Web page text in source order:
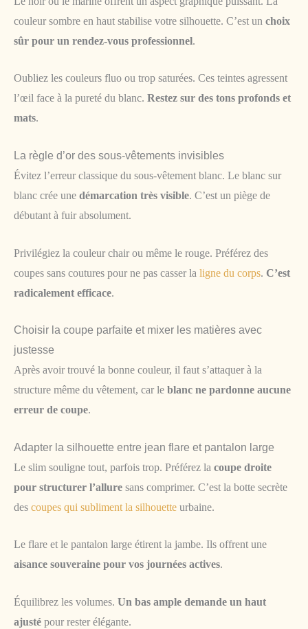
couleur sombre en haut stabilise votre silhouette. C’est un choix
sûr pour un rendez-vous professionnel.
Oubliez les couleurs fluo ou trop saturées. Ces teintes agressent
l’œil face à la pureté du blanc. Restez sur des tons profonds et
mats.
La règle d’or des sous-vêtements invisibles
Évitez l’erreur classique du sous-vêtement blanc. Le blanc sur
blanc crée une démarcation très visible. C’est un piège de
débutant à fuir absolument.
Privilégiez la couleur chair ou même le rouge. Préférez des
coupes sans coutures pour ne pas casser la ligne du corps. C’est
radicalement efficace.
Choisir la coupe parfaite et mixer les matières avec
justesse
Après avoir trouvé la bonne couleur, il faut s’attaquer à la
structure même du vêtement, car le blanc ne pardonne aucune
erreur de coupe.
Adapter la silhouette entre jean flare et pantalon large
Le slim souligne tout, parfois trop. Préférez la coupe droite
pour structurer l’allure sans comprimer. C’est la botte secrète
des coupes qui subliment la silhouette urbaine.
Le flare et le pantalon large étirent la jambe. Ils offrent une
aisance souveraine pour vos journées actives.
Équilibrez les volumes. Un bas ample demande un haut
ajusté pour rester élégante.